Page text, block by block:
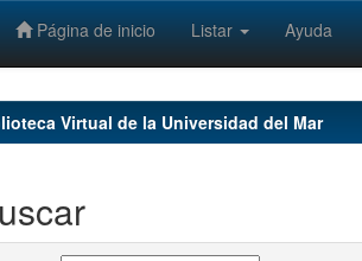
Página de inicio Listar Ayuda
Virtual de la Universidad del Mar